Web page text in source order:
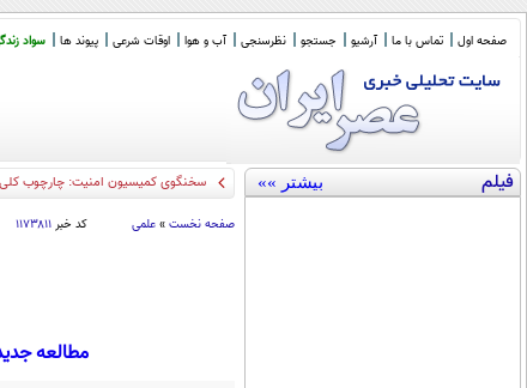
صفحه اول تماس با ما آرشیو جستجو نظرسنجی آب و هوا اوقات شرعی پیوند ها سواد
فیلم بیشتر »» سخنگوی کمیسیون امنیت: چارچوب کلی
صفحه نخست » علمی کد خبر ۱۱۷۳۸۱۱
مطالعه جدید: افراد زیر ۵۰ سال با